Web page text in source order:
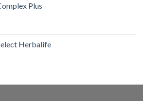
Plus
Herbalife